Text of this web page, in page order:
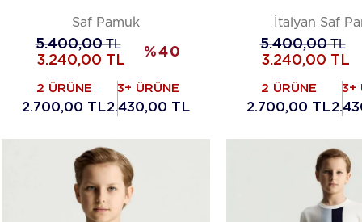
Saf Pamuk
5.400,00TL
3.240,00 TL
%40
2 ÜRÜNE
2.700,00 TL
3+ ÜRÜNE
2.430,00 TL
İtalyan Saf
5.400,00TL
3.240,00 TL
2 ÜRÜNE
2.700,00 TL
3+